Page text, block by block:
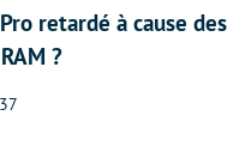
retardé à cause des
?